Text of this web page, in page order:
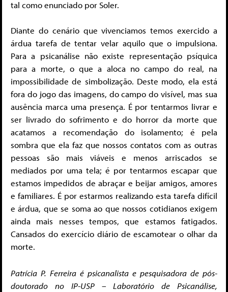
tal como enunciado por Soler.
Diante do cenário que vivenciamos temos exercido a
árdua tarefa de tentar velar aquilo que o impulsiona.
Para a psicanálise não existe representação psíquica
para a morte, o que a aloca no campo do real, na
impossibilidade de simbolização. Deste modo, ela está
fora do jogo das imagens, do campo do visível, mas sua
ausência marca uma presença. É por tentarmos livrar e
ser livrado do sofrimento e do horror da morte que
acatamos a recomendação do isolamento; é pela
sombra que ela faz que nossos contatos com as outras
pessoas são mais viáveis e menos arriscados se
mediados por uma tela; é por tentarmos escapar que
estamos impedidos de abraçar e beijar amigos, amores
e familiares. É por estarmos realizando esta tarefa difícil
e árdua, que se soma ao que nossos cotidianos exigem
ainda mais nesses tempos, que estamos fatigados.
Cansados do exercício diário de escamotear o olhar da
morte.
Patrícia P. Ferreira é psicanalista e pesquisadora de pós-
doutorado no IP-USP – Laboratório de Psicanálise,